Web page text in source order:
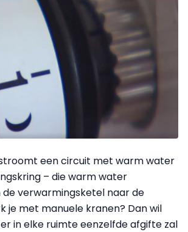
een circuit met warm water
– die warm water
verwarmingsketel naar de
je met manuele kranen? Dan wil
in elke ruimte eenzelfde afgifte zal